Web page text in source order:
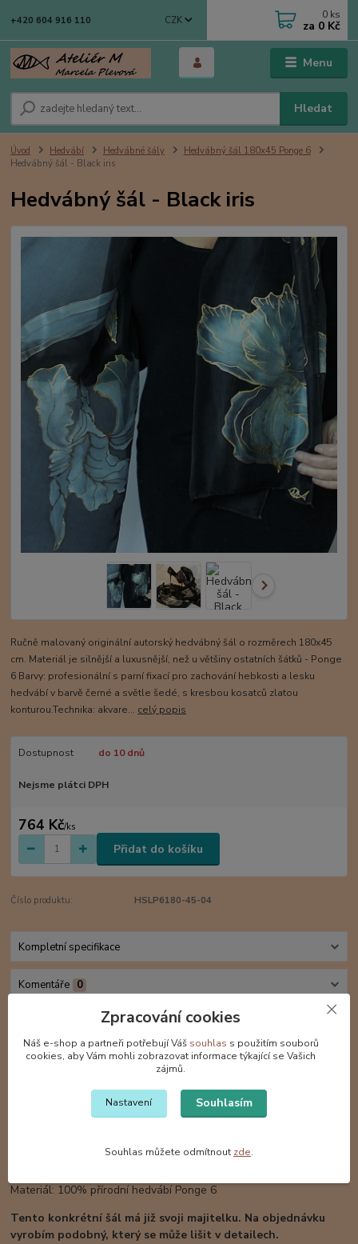
Menu
CZK
Hledat
+420 604 916 110 0 ks
za 0 Kč
Úvod Hedvábí Hedvábné šály
Hedvábný šál 180x45 Ponge 6
Hedvábný šál - Black iris
Hedvábný šál - Black iris
Ručně malovaný originální autorský hedvábný šál o rozměrech 180x45
cm. Materiál je silnější a luxusnější, než u většiny ostatních šátků - Ponge
6 Barvy: profesionální s parní fixací pro zachování hebkosti a lesku
hedvábí v barvě černé a světle šedé, s kresbou kosatců zlatou
konturou.Technika: akvare... celý popis
Dostupnost do 10 dnů
Nejsme plátci DPH
764 Kč/ks
Přidat do košíku
Číslo produktu: HSLP6180-45-04
Kompletní specifikace
Komentáře 0
Ručně malovaný originální autorský hedvábný šál o rozměrech
180x45 cm. Materiál je silnější a luxusnější, než u většiny ostatních
šátků - Ponge 6
Materiál: 100% přírodní hedvábí Ponge 6
Tento konkrétní šál má již svoji majitelku. Na objednávku
vyrobím podobný, který se může lišit v detailech.
Zpracování cookies
Náš e-shop a partneři potřebují Váš souhlas s použitím souborů
cookies, aby Vám mohli zobrazovat informace týkající se Vašich
zájmů.
Nastavení Souhlasím
Souhlas můžete odmítnout zde.